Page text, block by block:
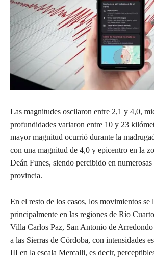
Las magnitudes oscilaron entre 2,1 y 4,0,
profundidades variaron entre 10 y 23
mayor magnitud ocurrió durante la
con una magnitud de 4,0 y epicentro en la
Deán Funes, siendo percibido en
provincia.
En el resto de los casos, los movimientos se
principalmente en las regiones de Río
Villa Carlos Paz, San Antonio de Arredondo
a las Sierras de Córdoba, con intensidades
III en la escala Mercalli, es decir,